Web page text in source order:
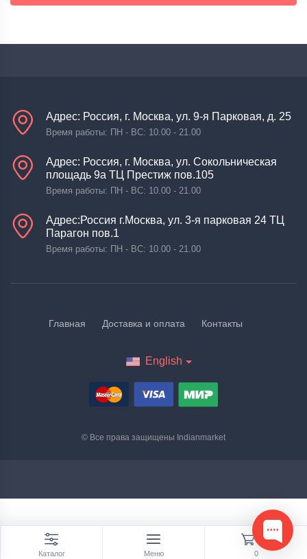
Адрес: Россия, г. Москва, ул. 9-я Парковая, д. 25
Время работы: ПН - ВС: 10.00 - 21.00
Адрес: Россия, г. Москва, ул. Сокольническая
площадь 9а ТЦ Престиж пов.105
Время работы: ПН - ВС: 10.00 - 21.00
Адрес:Россия г.Москва, ул. 3-я парковая 24 ТЦ
Парагон пов.1
Время работы: ПН - ВС: 10.00 - 21.00
Главная Доставка и оплата Контакты
English
© Все права защищены Indianmarket
Каталог Меню
0
0